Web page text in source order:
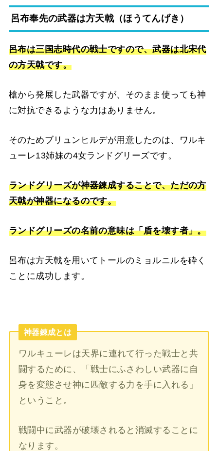
呂布奉先の武器は方天戟（ほうてんげき）
呂布は三国志時代の戦士ですので、武器は北宋代
の方天戟です。
槍から発展した武器ですが、そのまま使っても神
に対抗できるような力はありません。
そのためブリュンヒルデが用意したのは、ワルキ
ューレ13姉妹の4女ランドグリーズです。
ランドグリーズが神器錬成することで、ただの方
天戟が神器になるのです。
ランドグリーズの名前の意味は「盾を壊す者」。
呂布は方天戟を用いてトールのミョルニルを砕く
ことに成功します。
神器錬成とは
ワルキューレは天界に連れて行った戦士と共
闘するために、「戦士にふさわしい武器に自
身を変態させ神に匹敵する力を手に入れる」
ということ。
戦闘中に武器が破壊されると消滅することに
なります。